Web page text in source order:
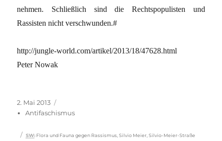
nehmen. Schließlich sind die Rechtspopulisten und
Rassisten nicht verschwunden.#
http://jungle-world.com/artikel/2013/18/47628.html
Peter Nowak
Veröffentlicht
am
2. Mai 2013
Antifaschismus
Schlagwörter
SW: Flora und Fauna gegen Rassismus ,Silvio Meier ,Silvio-Meier-Straße